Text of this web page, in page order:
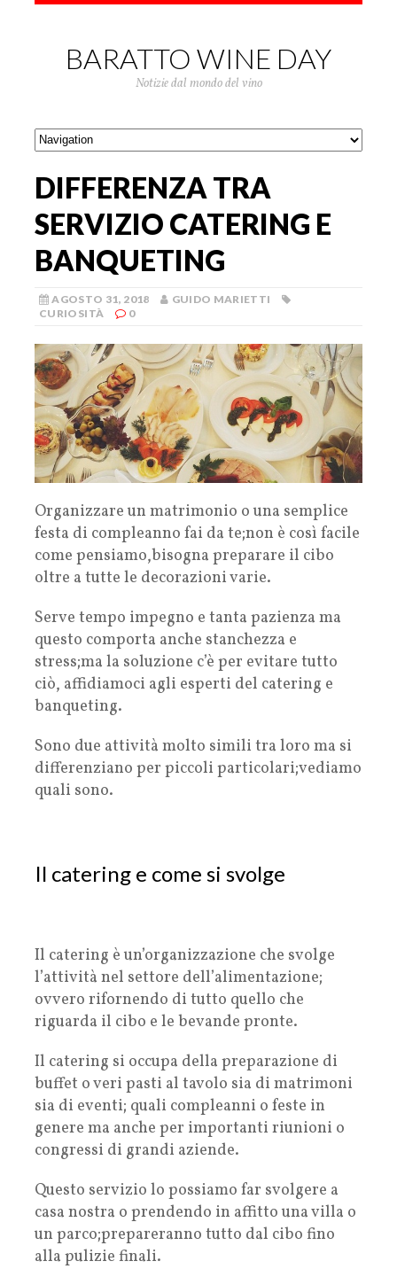
BARATTO WINE DAY
Notizie dal mondo del vino
DIFFERENZA TRA
SERVIZIO CATERING E
BANQUETING
AGOSTO 31, 2018
GUIDO MARIETTI
CURIOSITÀ
0
Organizzare un matrimonio o una semplice
festa di compleanno fai da te;non è così facile
come pensiamo,bisogna preparare il cibo
oltre a tutte le decorazioni varie.
Serve tempo impegno e tanta pazienza ma
questo comporta anche stanchezza e
stress;ma la soluzione c’è per evitare tutto
ciò, affidiamoci agli esperti del catering e
banqueting.
Sono due attività molto simili tra loro ma si
differenziano per piccoli particolari;vediamo
quali sono.
Il catering e come si svolge
Il catering è un’organizzazione che svolge
l’attività nel settore dell’alimentazione;
ovvero rifornendo di tutto quello che
riguarda il cibo e le bevande pronte.
Il catering si occupa della preparazione di
buffet o veri pasti al tavolo sia di matrimoni
sia di eventi; quali compleanni o feste in
genere ma anche per importanti riunioni o
congressi di grandi aziende.
Questo servizio lo possiamo far svolgere a
casa nostra o prendendo in affitto una villa o
un parco;prepareranno tutto dal cibo fino
alla pulizie finali.